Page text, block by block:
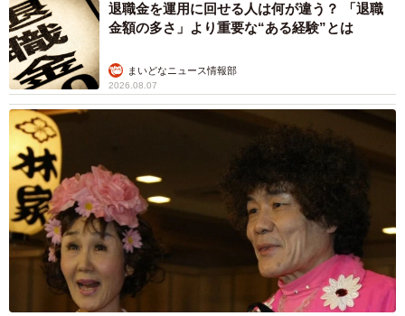
退職金を運用に回せる人は何が違う？ 「退職
金額の多さ」より重要な“ある経験”とは
まいどなニュース情報部
2026.08.07